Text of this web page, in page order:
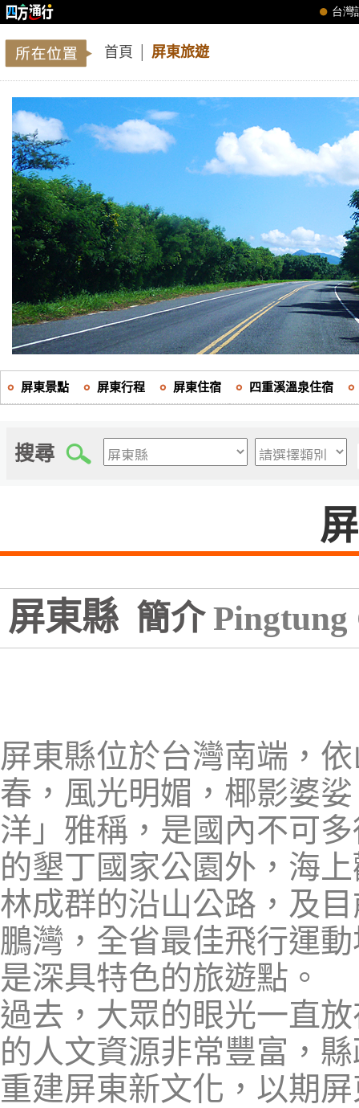
首頁 屏東旅遊
屏東景點 屏東行程 屏東住宿 四重溪溫泉住宿
搜尋
屏東縣 簡介 Pingtung
屏東縣位於台灣南端，
春，風光明媚，椰影婆
洋」雅稱，是國內不可
的墾丁國家公園外，海
林成群的沿山公路，及
鵬灣，全省最佳飛行運
是深具特色的旅遊點。
過去，大眾的眼光一直
的人文資源非常豐富，
重建屏東新文化，以期